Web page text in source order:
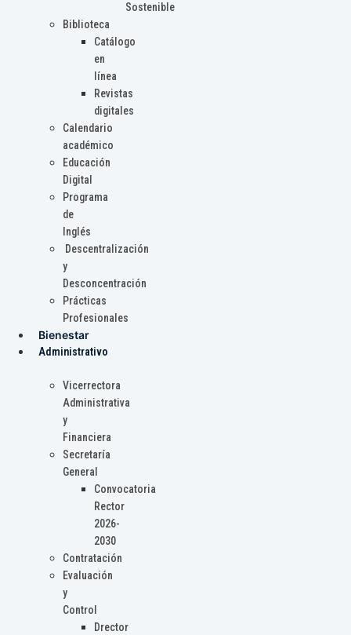
Sostenible
Biblioteca
Catálogo
en
línea
Revistas
digitales
Calendario
académico
Educación
Digital
Programa
de
Inglés
Descentralización
y
Desconcentración
Prácticas
Profesionales
Bienestar
Administrativo
Vicerrectora
Administrativa
y
Financiera
Secretaría
General
Convocatoria
Rector
2026-
2030
Contratación
Evaluación
y
Control
Drector